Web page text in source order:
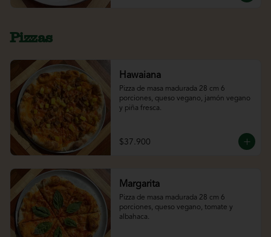
Pizzas
Hawaiana
Pizza de masa madurada 28 cm 6
porciones, queso vegano, jamón vegano
y piña fresca.
$37.900
Margarita
Pizza de masa madurada 28 cm 6
porciones, queso vegano, tomate y
albahaca.